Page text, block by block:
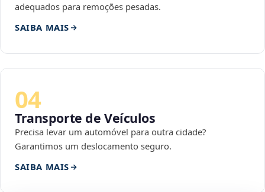
adequados para remoções pesadas.
SAIBA MAIS
04
Transporte de Veículos
Precisa levar um automóvel para outra cidade?
Garantimos um deslocamento seguro.
SAIBA MAIS